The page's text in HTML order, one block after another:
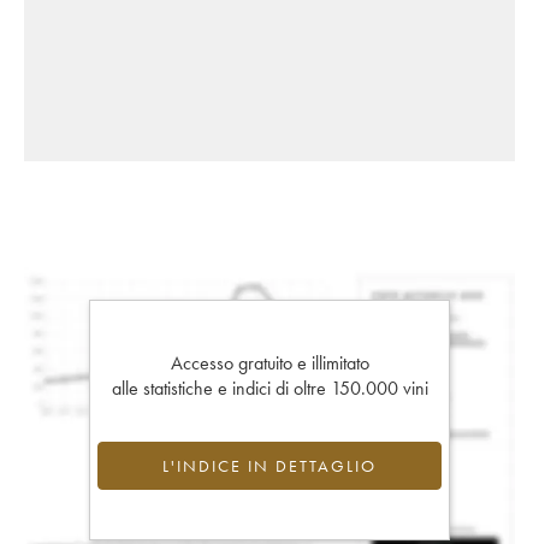
Accesso gratuito e illimitato
alle statistiche e indici di oltre 150.000 vini
L'INDICE IN DETTAGLIO